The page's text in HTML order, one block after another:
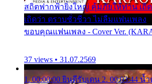
สถิตฟากฟ้ายิ่งใหญ่ คุ้มภัยให้ท่าน เถิด
เถิดว่า ตราบชั่วชีวา ไม่ลืมแฟนเพลง
ขอบคุณแฟนเพลง - Cover Ver.
37 views • 31.07.2569
1. 00:00:00 ยินดีรับเดน 2. 00:03:44 น้